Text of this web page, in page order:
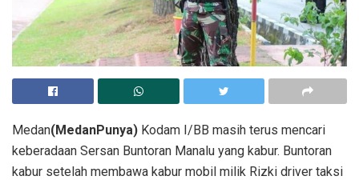
Medan(MedanPunya) Kodam I/BB masih terus mencari
keberadaan Sersan Buntoran Manalu yang kabur. Buntoran
kabur setelah membawa kabur mobil milik Rizki driver taksi